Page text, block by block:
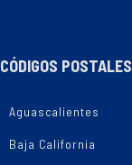
CÓDIGOS
Aguascalientes
Baja California